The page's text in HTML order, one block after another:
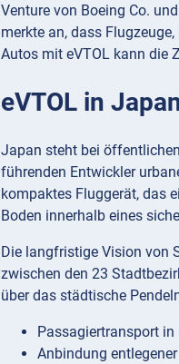
Venture von Boeing Co.
merkte an, dass
Autos mit eVTOL kann die
eVTOL in
Japan steht bei
führenden Entwickler
kompaktes Fluggerät, das
Boden innerhalb eines
Die langfristige Vision von
zwischen den 23
über das städtische
Passagiertransport in
Anbindung